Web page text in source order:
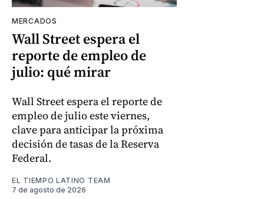
MERCADOS
Wall Street espera el
reporte de empleo de
julio: qué mirar
Wall Street espera el reporte de
empleo de julio este viernes,
clave para anticipar la próxima
decisión de tasas de la Reserva
Federal.
EL TIEMPO LATINO TEAM
7 de agosto de 2026